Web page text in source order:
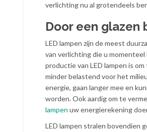
verlichting nu al grotendeels
Door een glazen
LED lampen zijn de meest
van verlichting die u
productie van LED lampen is
minder belastend voor het
energie, gaan langer mee en
worden. Ook aardig om te
lampen uw energierekening
LED lampen stralen bovendien